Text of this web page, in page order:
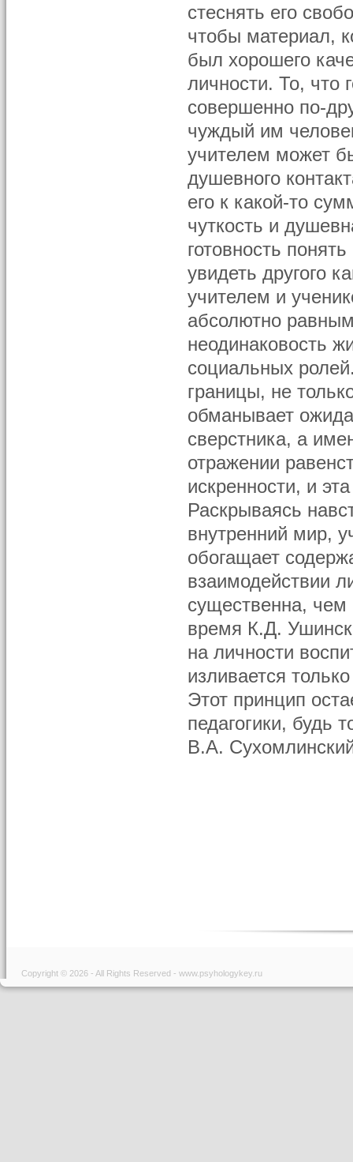
стеснять его
чтобы материал,
был хорошего
личности. То, что
совершенно по-
чуждый им
учителем может
душевного
его к какой-то
чуткость и
готовность
увидеть другого
учителем и
абсолютно
неодинаковость
социальных
границы, не
обманывает
сверстника, а
отражении
искренности, и
Раскрываясь
внутренний мир,
обогащает
взаимодействии
существенна, чем
время К.Д.
на личности
изливается
Этот принцип
педагогики,
В.А.
Copyright © 2026 - All Rights Reserved - www.psyhologykey.ru